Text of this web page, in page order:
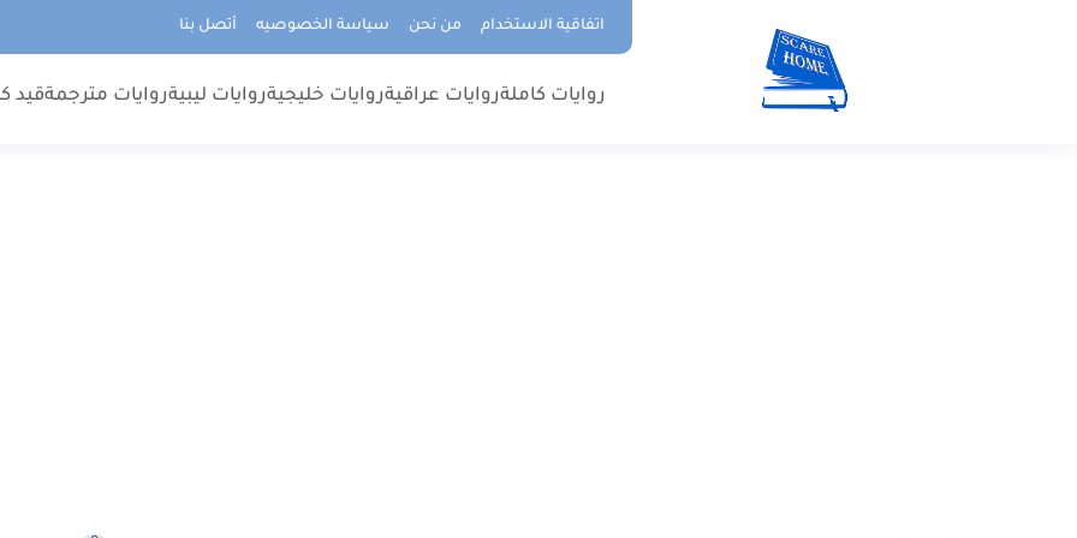
اتفاقية الاستخدام من نحن سياسة الخصوصيه أتصل بنا
روايات كاملةروايات عراقيةروايات خليجيةروايات ليبيةروايات مترجمةقيد